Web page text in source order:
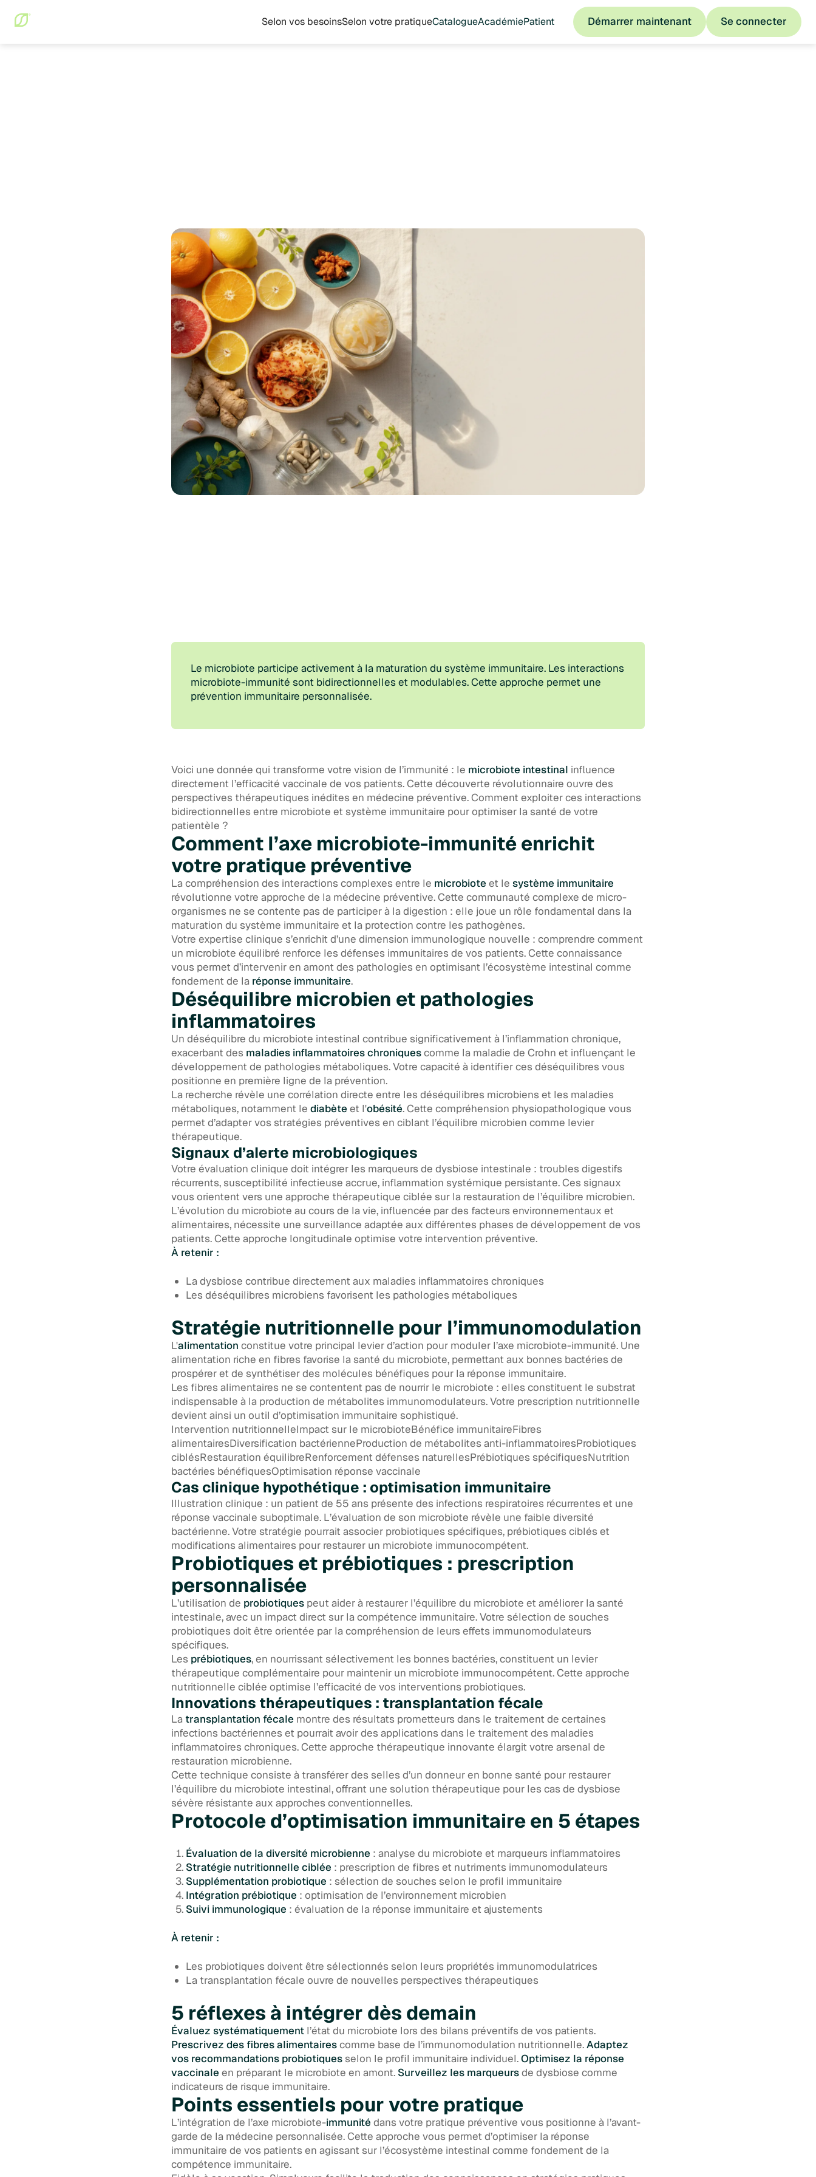
Selon vos besoinsSelon votre pratiqueCatalogueAcadémiePatient
Démarrer maintenant
Démarrer maintenant
Se connecter
Se connecter
Le microbiote participe activement à la maturation du système immunitaire. Les interactions
microbiote-immunité sont bidirectionnelles et modulables. Cette approche permet une
prévention immunitaire personnalisée.
Voici une donnée qui transforme votre vision de l’immunité : le microbiote intestinal influence
directement l’efficacité vaccinale de vos patients. Cette découverte révolutionnaire ouvre des
perspectives thérapeutiques inédites en médecine préventive. Comment exploiter ces interactions
bidirectionnelles entre microbiote et système immunitaire pour optimiser la santé de votre
patientèle ?
Comment l’axe microbiote-immunité enrichit
votre pratique préventive
La compréhension des interactions complexes entre le microbiote et le système immunitaire
révolutionne votre approche de la médecine préventive. Cette communauté complexe de micro-
organismes ne se contente pas de participer à la digestion : elle joue un rôle fondamental dans la
maturation du système immunitaire et la protection contre les pathogènes.
Votre expertise clinique s’enrichit d’une dimension immunologique nouvelle : comprendre comment
un microbiote équilibré renforce les défenses immunitaires de vos patients. Cette connaissance
vous permet d’intervenir en amont des pathologies en optimisant l’écosystème intestinal comme
fondement de la réponse immunitaire.
Déséquilibre microbien et pathologies
inflammatoires
Un déséquilibre du microbiote intestinal contribue significativement à l’inflammation chronique,
exacerbant des maladies inflammatoires chroniquescomme la maladie de Crohn et influençant le
développement de pathologies métaboliques. Votre capacité à identifier ces déséquilibres vous
positionne en première ligne de la prévention.
La recherche révèle une corrélation directe entre les déséquilibres microbiens et les maladies
métaboliques, notamment le diabète et l'obésité. Cette compréhension physiopathologique vous
permet d’adapter vos stratégies préventives en ciblant l’équilibre microbien comme levier
thérapeutique.
Signaux d’alerte microbiologiques
Votre évaluation clinique doit intégrer les marqueurs de dysbiose intestinale : troubles digestifs
récurrents, susceptibilité infectieuse accrue, inflammation systémique persistante. Ces signaux
vous orientent vers une approche thérapeutique ciblée sur la restauration de l’équilibre microbien.
L’évolution du microbiote au cours de la vie, influencée par des facteurs environnementaux et
alimentaires, nécessite une surveillance adaptée aux différentes phases de développement de vos
patients. Cette approche longitudinale optimise votre intervention préventive.
À retenir :
La dysbiose contribue directement aux maladies inflammatoires chroniques
Les déséquilibres microbiens favorisent les pathologies métaboliques
Stratégie nutritionnelle pour l’immunomodulation
L'alimentation constitue votre principal levier d’action pour moduler l’axe microbiote-immunité. Une
alimentation riche en fibres favorise la santé du microbiote, permettant aux bonnes bactéries de
prospérer et de synthétiser des molécules bénéfiques pour la réponse immunitaire.
Les fibres alimentaires ne se contentent pas de nourrir le microbiote : elles constituent le substrat
indispensable à la production de métabolites immunomodulateurs. Votre prescription nutritionnelle
devient ainsi un outil d’optimisation immunitaire sophistiqué.
Intervention nutritionnelleImpact sur le microbioteBénéfice immunitaireFibres
alimentairesDiversification bactérienneProduction de métabolites anti-inflammatoiresProbiotiques
ciblésRestauration équilibreRenforcement défenses naturellesPrébiotiques spécifiquesNutrition
bactéries bénéfiquesOptimisation réponse vaccinale
Cas clinique hypothétique : optimisation immunitaire
Illustration clinique : un patient de 55 ans présente des infections respiratoires récurrentes et une
réponse vaccinale suboptimale. L’évaluation de son microbiote révèle une faible diversité
bactérienne. Votre stratégie pourrait associer probiotiques spécifiques, prébiotiques ciblés et
modifications alimentaires pour restaurer un microbiote immunocompétent.
Probiotiques et prébiotiques : prescription
personnalisée
L’utilisation de probiotiques peut aider à restaurer l’équilibre du microbiote et améliorer la santé
intestinale, avec un impact direct sur la compétence immunitaire. Votre sélection de souches
probiotiques doit être orientée par la compréhension de leurs effets immunomodulateurs
spécifiques.
Les prébiotiques, en nourrissant sélectivement les bonnes bactéries, constituent un levier
thérapeutique complémentaire pour maintenir un microbiote immunocompétent. Cette approche
nutritionnelle ciblée optimise l’efficacité de vos interventions probiotiques.
Innovations thérapeutiques : transplantation fécale
La transplantation fécale montre des résultats prometteurs dans le traitement de certaines
infections bactériennes et pourrait avoir des applications dans le traitement des maladies
inflammatoires chroniques. Cette approche thérapeutique innovante élargit votre arsenal de
restauration microbienne.
Cette technique consiste à transférer des selles d’un donneur en bonne santé pour restaurer
l’équilibre du microbiote intestinal, offrant une solution thérapeutique pour les cas de dysbiose
sévère résistante aux approches conventionnelles.
Protocole d’optimisation immunitaire en 5 étapes
Évaluation de la diversité microbienne : analyse du microbiote et marqueurs inflammatoires
Stratégie nutritionnelle ciblée : prescription de fibres et nutriments immunomodulateurs
Supplémentation probiotique : sélection de souches selon le profil immunitaire
Intégration prébiotique : optimisation de l’environnement microbien
Suivi immunologique : évaluation de la réponse immunitaire et ajustements
À retenir :
Les probiotiques doivent être sélectionnés selon leurs propriétés immunomodulatrices
La transplantation fécale ouvre de nouvelles perspectives thérapeutiques
5 réflexes à intégrer dès demain
Évaluez systématiquement l’état du microbiote lors des bilans préventifs de vos patients.
Prescrivez des fibres alimentairescomme base de l’immunomodulation nutritionnelle.Adaptez
vos recommandations probiotiques selon le profil immunitaire individuel.Optimisez la réponse
vaccinale en préparant le microbiote en amont. Surveillez les marqueursde dysbiose comme
indicateurs de risque immunitaire.
Points essentiels pour votre pratique
L’intégration de l’axe microbiote-immunité dans votre pratique préventive vous positionne à l’avant-
garde de la médecine personnalisée. Cette approche vous permet d’optimiser la réponse
immunitaire de vos patients en agissant sur l’écosystème intestinal comme fondement de la
compétence immunitaire.